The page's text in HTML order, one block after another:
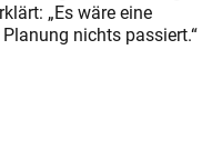
„Es wäre eine
nichts passiert.“